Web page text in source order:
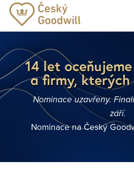
14 let
a firmy,
Nominace uzavřeny.
září.
Nominace na Český